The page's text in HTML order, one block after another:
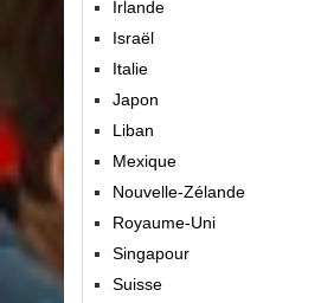
Irlande
Israël
Italie
Japon
Liban
Mexique
Nouvelle-Zélande
Royaume-Uni
Singapour
Suisse